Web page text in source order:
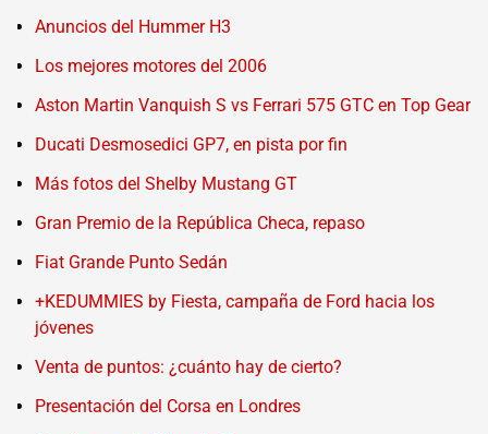
Anuncios del Hummer H3
Los mejores motores del 2006
Aston Martin Vanquish S vs Ferrari 575 GTC en Top Gear
Ducati Desmosedici GP7, en pista por fin
Más fotos del Shelby Mustang GT
Gran Premio de la República Checa, repaso
Fiat Grande Punto Sedán
+KEDUMMIES by Fiesta, campaña de Ford hacia los
jóvenes
Venta de puntos: ¿cuánto hay de cierto?
Presentación del Corsa en Londres